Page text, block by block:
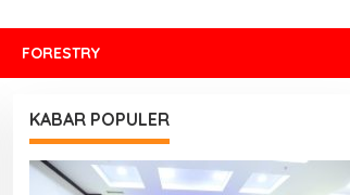
FORESTRY
KABAR POPULER